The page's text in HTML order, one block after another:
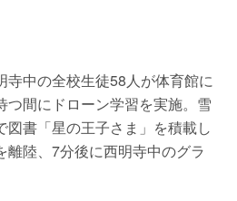
寺中の全校生徒58人が体育館に
つ間にドローン学習を実施。雪
図書「星の王子さま」を積載し
離陸、7分後に西明寺中のグラ